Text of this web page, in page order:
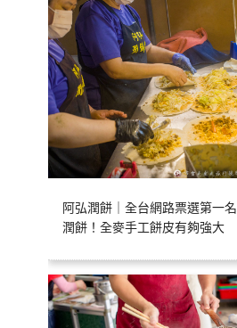
阿弘潤餅｜全台網路票選第一
潤餅！全麥手工餅皮有夠強大